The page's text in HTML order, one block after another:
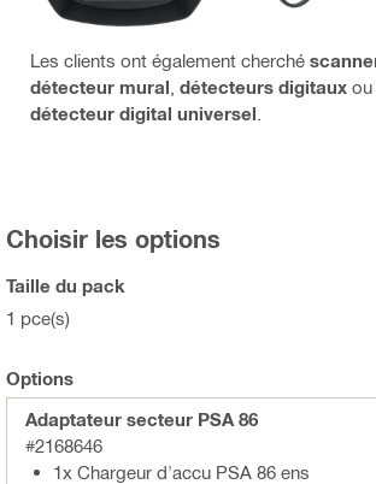
Les clients ont également cherché
détecteur mural détecteurs digitaux ou
détecteur digital universel
Choisir les options
Taille du pack
1 pce(s)
Options
Adaptateur secteur PSA 86
#2168646
1x Chargeur d'accu PSA 86 ens